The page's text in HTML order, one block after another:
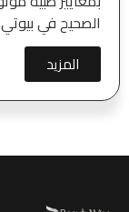
الصحيح في بيوتي
المزيد